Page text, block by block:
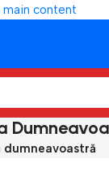
main content